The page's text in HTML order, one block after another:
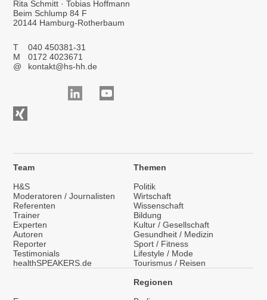
Rita Schmitt · Tobias Hoffmann
Beim Schlump 84 F
20144 Hamburg-Rotherbaum
T
040 450381-31
M
0172 4023671
@
kontakt@hs-hh.de
Team
H&S
Moderatoren / Journalisten
Referenten
Trainer
Experten
Autoren
Reporter
Testimonials
healthSPEAKERS.de
Themen
Politik
Wirtschaft
Wissenschaft
Bildung
Kultur / Gesellschaft
Gesundheit / Medizin
Sport / Fitness
Lifestyle / Mode
Tourismus / Reisen
Regionen